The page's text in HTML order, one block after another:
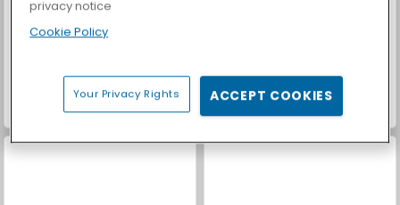
Spot The Cat
privacy notice
Cookie Policy
Your Privacy Rights ACCEPT COOKIES